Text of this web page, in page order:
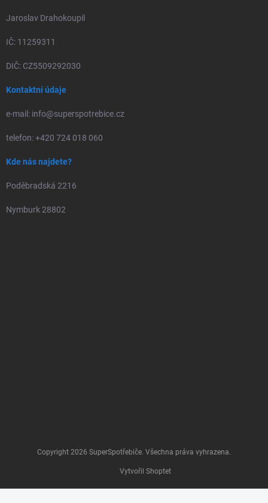
Jaroslav Drahokoupil
IČ: 11259311
DIČ: CZ5509292030
Kontaktní údaje
e-mail: info@superspotrebice.cz
telefon: +420 724 018 060
Kde nás najdete?
Poděbradská 2216
Nymburk 28802
Vytvořil Shoptet
Copyright 2026 SuperSpotřebiče. Všechna práva vyhrazena.